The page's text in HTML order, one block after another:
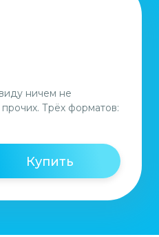
ничем не
Трёх форматов:
Купить